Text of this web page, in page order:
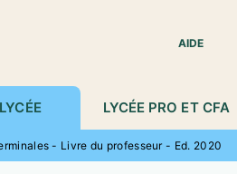
AIDE
LYCÉE LYCÉE PRO ET CFA
- Livre du professeur - Ed. 2020